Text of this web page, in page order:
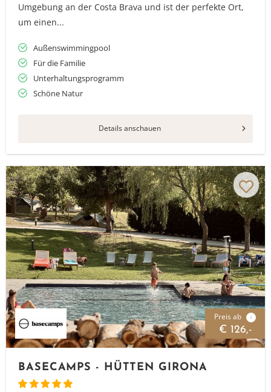
Umgebung an der Costa Brava und ist der perfekte Ort,
um einen...
Außenswimmingpool
Für die Familie
Unterhaltungsprogramm
Schöne Natur
Details anschauen
Preis ab i
€ 126,-
BASECAMPS - HÜTTEN GIRONA